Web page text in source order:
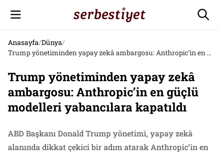
Anasayfa/Dünya/
Trump yönetiminden yapay zekâ ambargosu: Anthropic’in en güçlü modelleri yabancılara kapatıldı
Trump yönetiminden yapay zekâ
ambargosu: Anthropic’in en güçlü
modelleri yabancılara kapatıldı
ABD Başkanı Donald Trump yönetimi, yapay zekâ
alanında dikkat çekici bir adım atarak Anthropic’in en